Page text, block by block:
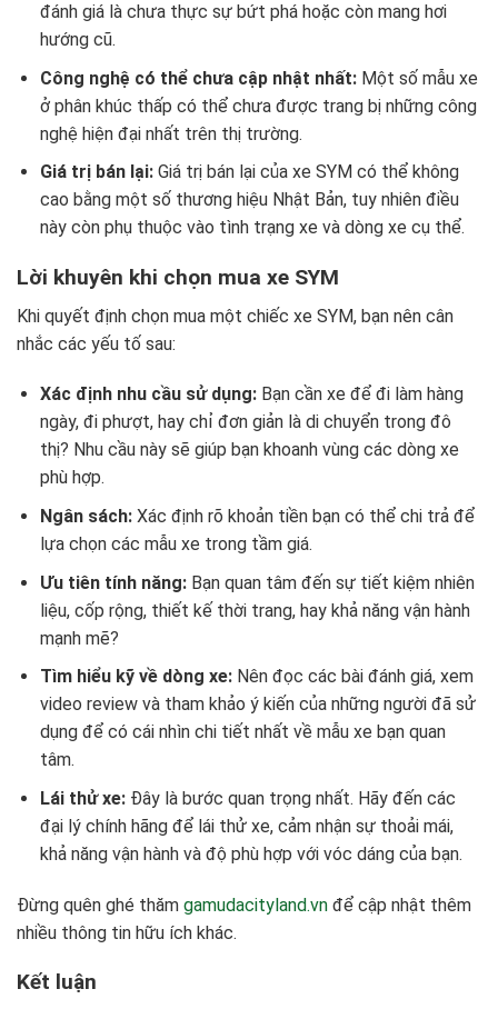
đánh giá là chưa thực sự bứt phá hoặc còn mang hơi
hướng cũ.
Công nghệ có thể chưa cập nhật nhất:Một số mẫu xe
ở phân khúc thấp có thể chưa được trang bị những công
nghệ hiện đại nhất trên thị trường.
Giá trị bán lại:Giá trị bán lại của xe SYM có thể không
cao bằng một số thương hiệu Nhật Bản, tuy nhiên điều
này còn phụ thuộc vào tình trạng xe và dòng xe cụ thể.
Lời khuyên khi chọn mua xe SYM
Khi quyết định chọn mua một chiếc xe SYM, bạn nên cân
nhắc các yếu tố sau:
Xác định nhu cầu sử dụng:Bạn cần xe để đi làm hàng
ngày, đi phượt, hay chỉ đơn giản là di chuyển trong đô
thị? Nhu cầu này sẽ giúp bạn khoanh vùng các dòng xe
phù hợp.
Ngân sách:Xác định rõ khoản tiền bạn có thể chi trả để
lựa chọn các mẫu xe trong tầm giá.
Ưu tiên tính năng:Bạn quan tâm đến sự tiết kiệm nhiên
liệu, cốp rộng, thiết kế thời trang, hay khả năng vận hành
mạnh mẽ?
Tìm hiểu kỹ về dòng xe:Nên đọc các bài đánh giá, xem
video review và tham khảo ý kiến của những người đã sử
dụng để có cái nhìn chi tiết nhất về mẫu xe bạn quan
tâm.
Lái thử xe:Đây là bước quan trọng nhất. Hãy đến các
đại lý chính hãng để lái thử xe, cảm nhận sự thoải mái,
khả năng vận hành và độ phù hợp với vóc dáng của bạn.
Đừng quên ghé thăm gamudacityland.vn để cập nhật thêm
nhiều thông tin hữu ích khác.
Kết luận